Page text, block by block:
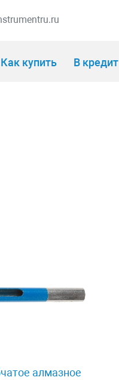
Как купить В кредит
алмазное